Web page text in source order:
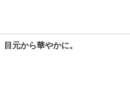
元から華やかに。